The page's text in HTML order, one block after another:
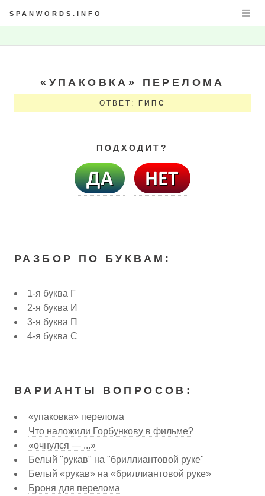
SPANWORDS.INFO
«УПАКОВКА» ПЕРЕЛОМА
ОТВЕТ: ГИПС
ПОДХОДИТ?
РАЗБОР ПО БУКВАМ:
1-я буква Г
2-я буква И
3-я буква П
4-я буква С
ВАРИАНТЫ ВОПРОСОВ:
«упаковка» перелома
Что наложили Горбункову в фильме?
«очнулся — ...»
Белый "рукав" на "бриллиантовой руке"
Белый «рукав» на «бриллиантовой руке»
Броня для перелома